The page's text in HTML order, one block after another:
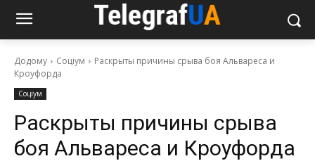
Додому Соціум
Раскрыты причины срыва боя Альвареса и
Кроуфорда
Соціум
Раскрыты причины срыва
боя Альвареса и Кроуфорда